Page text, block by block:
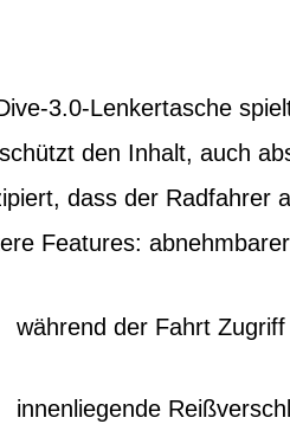
3.0-Lenkertasche
den Inhalt, auch
dass der Radfahrer
Features:
während der Fahrt
innenliegende